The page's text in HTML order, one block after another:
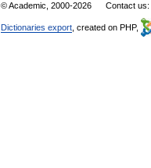
© Academic, 2000-2026 Contact us:
Dictionaries export , created on PHP,